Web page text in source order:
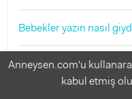
Bebekler yazın nasıl
Terlemeye bağlı cilt
Anneysen.com'u
kabul etmiş